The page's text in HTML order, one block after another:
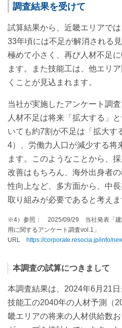
調査結果を受けて
試算結果から、近畿エリアで
33年頃には不足が解消される
極めて小さく、再び人材不足
ます。また技能工は、他エリ
くことが見込まれます。
当社が実施したアンケート調
人材不足は将来「拡大する」
いても約7割が不足は「拡大
4）、労働力人口が減少する将
ます。このようなことから、
改善はもちろん、海外出身者
性向上など、多方面から、中
取り組みが必要であると考えま
※4）参照： 2025/09/29 当社発表「建
用に関するアンケート調査vol.1」
URL https://corporate.resocia.jp/info/
本調査の試算につきまして
本調査結果は、2024年6月21
技能工の2040年の人材予測（
畿エリアの将来の人材供給数